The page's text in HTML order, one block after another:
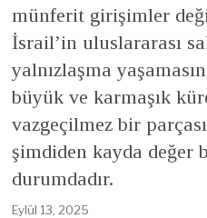
münferit girişimler
İsrail’in uluslararası
yalnızlaşma
büyük ve karmaşık
vazgeçilmez bir
şimdiden kayda değer
durumdadır.
Eylül 13, 2025